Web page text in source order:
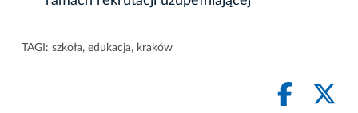
TAGI: szkoła, edukacja, kraków